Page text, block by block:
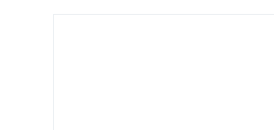
282 55102-2409033